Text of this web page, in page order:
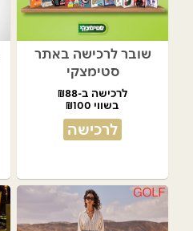
שובר לרכישה באתר
סטימצקי
לרכישה ב-₪88
בשווי ₪100
לרכישה